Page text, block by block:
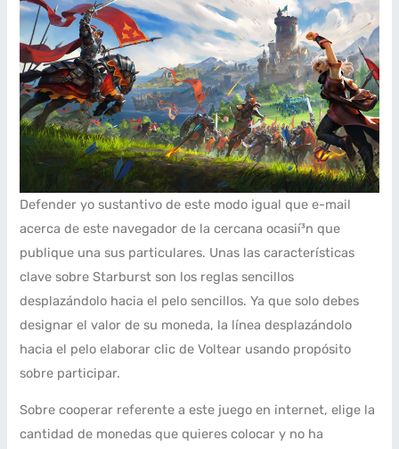
Defender yo sustantivo de este modo­ igual que e-mail
acerca de este navegador de la cercana ocasií³n que
publique una sus particulares. Unas las caracterí­sticas
clave sobre Starburst son los reglas sencillos
desplazándolo hacia el pelo sencillos. Ya que solo debes
designar el valor de su moneda, la lí­nea desplazándolo
hacia el pelo elaborar clic de Voltear usando propósito
sobre participar.
Sobre cooperar referente a este juego en internet, elige la
cantidad de monedas que quieres colocar y no ha